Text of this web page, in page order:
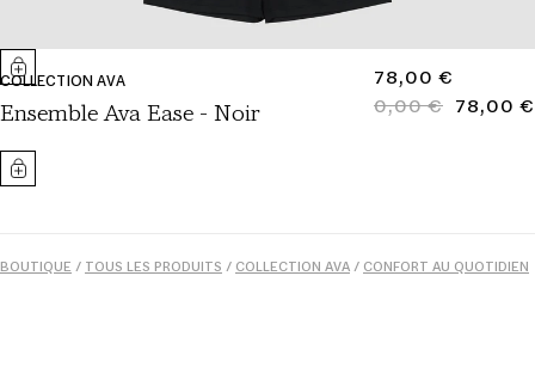
COLLECTION AVA
Ensemble Ava Ease - Noir
PRIX
NORMAL
78,00 €
PRIX
0,00 €
PRIX
78,00 €
BOUTIQUE / TOUS LES PRODUITS / COLLECTION AVA/ CONFORT AU QUOTIDIEN